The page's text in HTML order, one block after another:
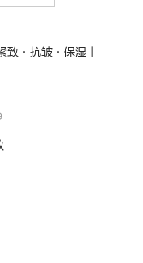
致·抗皱·保湿」